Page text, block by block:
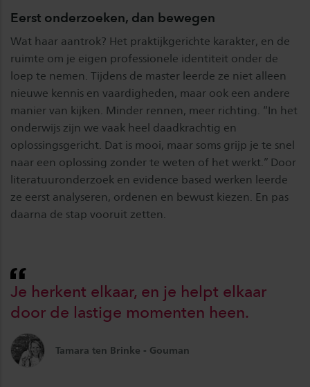
Eerst onderzoeken, dan bewegen
Wat haar aantrok? Het praktijkgerichte karakter, en de
ruimte om je eigen professionele identiteit onder de
loep te nemen. Tijdens de master leerde ze niet alleen
nieuwe kennis en vaardigheden, maar ook een andere
manier van kijken. Minder rennen, meer richting. “In het
onderwijs zijn we vaak heel daadkrachtig en
oplossingsgericht. Dat is mooi, maar soms grijp je te snel
naar een oplossing zonder te weten of het werkt.” Door
literatuuronderzoek en evidence based werken leerde
ze eerst analyseren, ordenen en bewust kiezen. En pas
daarna de stap vooruit zetten.
Je herkent elkaar, en je helpt elkaar
door de lastige momenten heen.
Tamara ten Brinke - Gouman